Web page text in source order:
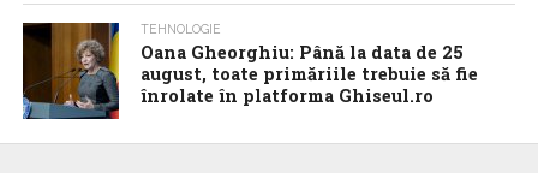
TEHNOLOGIE
Oana Gheorghiu: Până la data de 25
august, toate primăriile trebuie să fie
înrolate în platforma Ghiseul.ro